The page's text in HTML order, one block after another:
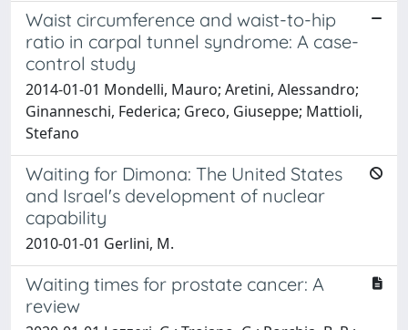
Waist circumference and waist-to-hip
ratio in carpal tunnel syndrome: A case-
control study
2014-01-01 Mondelli, Mauro; Aretini, Alessandro;
Ginanneschi, Federica; Greco, Giuseppe; Mattioli,
Stefano
Waiting for Dimona: The United States
and Israel's development of nuclear
capability
2010-01-01 Gerlini, M.
Waiting times for prostate cancer: A
review